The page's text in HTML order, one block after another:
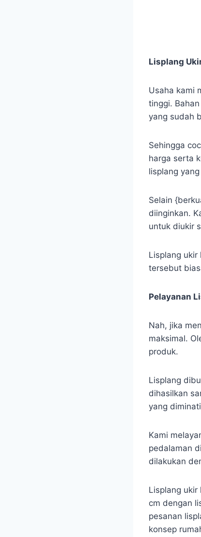
Lisplang
Usaha kami
tinggi.
yang sudah
Sehingga
harga serta
lisplang
Selain
diinginkan.
untuk diukir
Lisplang ukir
tersebut
Pelayanan
Nah, jika
maksimal.
produk.
Lisplang
dihasilkan
yang
Kami
pedalaman
dilakukan
Lisplang
cm dengan
pesanan
konsep